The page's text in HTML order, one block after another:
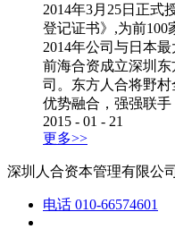
2014年3月25日正式
登记证书》,为前100
2014年公司与日本
前海合资成立深圳
司。东方人合将野
优势融合，强强联手
2015 - 01 - 21
更多>>
深圳人合资本管理有限公司
电话 010-66574601